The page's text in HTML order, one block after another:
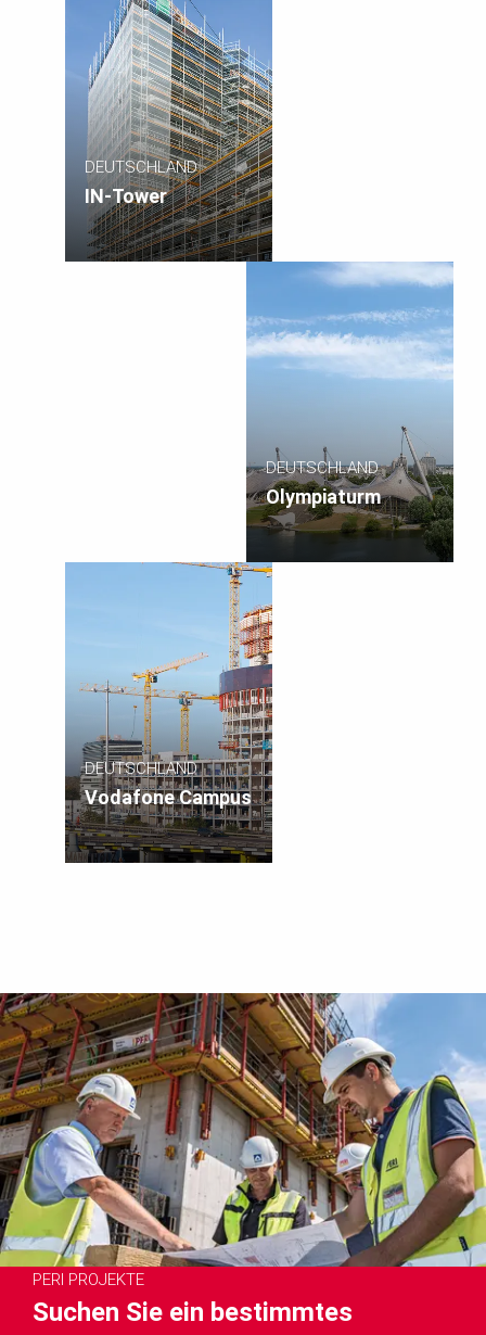
DEUTSCHLAND
IN-Tower
DEUTSCHLAND
Olympiaturm
DEUTSCHLAND
Vodafone Campus
PERI PROJEKTE
Suchen Sie ein bestimmtes